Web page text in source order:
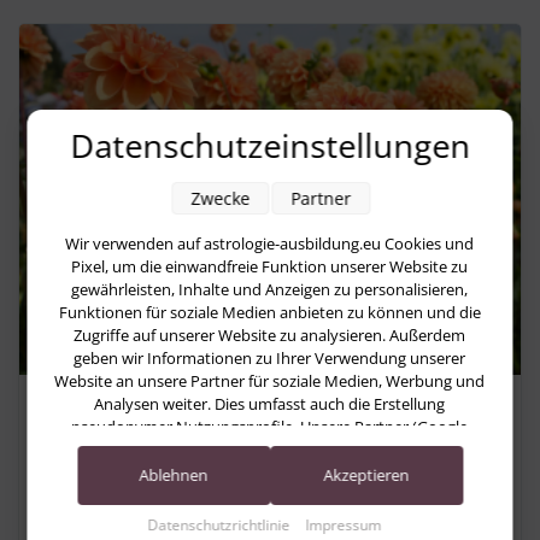
August 2026: Zwischen Erkenntnis
und Umsetzung
Astrologische Monatsvorschau
Datenschutzeinstellungen
Wir verwenden auf astrologie-ausbildung.eu Cookies und
Pixel, um die einwandfreie Funktion unserer Website zu
gewährleisten, Inhalte und Anzeigen zu personalisieren,
Funktionen für soziale Medien anbieten zu können und die
Zugriffe auf unserer Website zu analysieren. Außerdem
geben wir Informationen zu Ihrer Verwendung unserer
Website an unsere Partner für soziale Medien, Werbung und
Analysen weiter. Dies umfasst auch die Erstellung
pseudonymer Nutzungsprofile. Unsere Partner (Google
Advertising Products) führen diese Informationen
möglicherweise mit weiteren Daten zusammen, die Sie ihnen
Accounts) oder welche sie im Rahmen Ihrer Nutzung der
Datenschutzrichtlinie Impressum
Zwecke Partner
Ablehnen Akzeptieren